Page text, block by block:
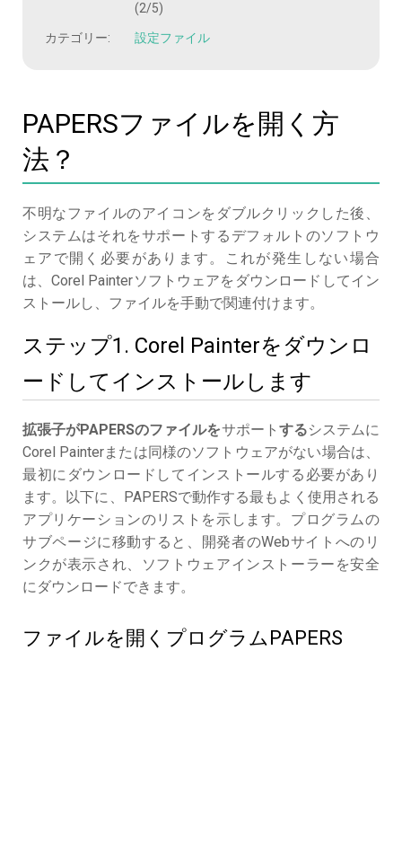
(2/5)
カテゴリー: 設定ファイル
PAPERSファイルを開く方
法？
不明なファイルのアイコンをダブルクリックした後、
システムはそれをサポートするデフォルトのソフトウ
ェアで開く必要があります。これが発生しない場合
は、Corel Painterソフトウェアをダウンロードしてイン
ストールし、ファイルを手動で関連付けます。
ステップ1. Corel Painterをダウンロ
ードしてインストールします
拡張子がPAPERSのファイルをサポート するシステムに
Corel Painterまたは同様のソフトウェアがない場合は、
最初にダウンロードしてインストールする必要があり
ます。以下に、PAPERSで動作する最もよく使用される
アプリケーションのリストを示します。プログラムの
サブページに移動すると、開発者のWebサイトへのリ
ンクが表示され、ソフトウェアインストーラーを安全
にダウンロードできます。
ファイルを開くプログラムPAPERS